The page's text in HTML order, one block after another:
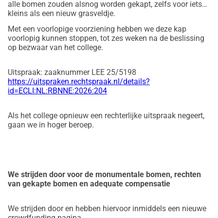
alle bomen zouden alsnog worden gekapt, zelfs voor iets
kleins als een nieuw grasveldje.
Met een voorlopige voorziening hebben we deze kap
voorlopig kunnen stoppen, tot zes weken na de beslissing
op bezwaar van het college.
Uitspraak: zaaknummer LEE 25/5198
https://uitspraken.rechtspraak.nl/details?
id=ECLI:NL:RBNNE:2026:204
Als het college opnieuw een rechterlijke uitspraak negeert,
gaan we in hoger beroep.
We strijden door voor de monumentale bomen, rechten
van gekapte bomen en adequate compensatie
We strijden door en hebben hiervoor inmiddels een nieuwe